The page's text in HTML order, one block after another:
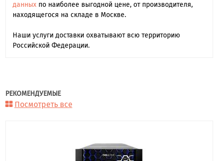
данныхпо наиболее выгодной цене, от производителя,
находящегося на складе в Москве.
Наши услуги доставки охватывают всю территорию
Российской Федерации.
РЕКОМЕНДУЕМЫЕ
Посмотреть все